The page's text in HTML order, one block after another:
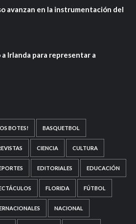
avanzan en la instrumentación del
Irlanda para representar a
BOTES! BASQUETBOL
CIENCIA CULTURA
EDITORIALES EDUCACIÓN
FLORIDA FÚTBOL
NACIONAL